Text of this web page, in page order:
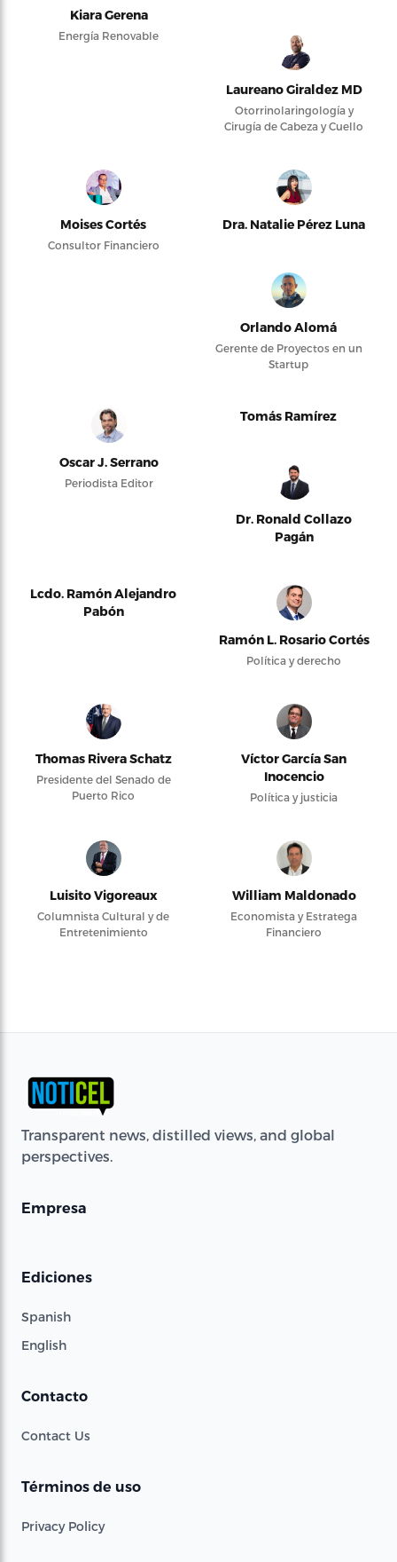
Kiara Gerena
Energía Renovable
Laureano Giraldez MD
Otorrinolaringología y
Cirugía de Cabeza y Cuello
Moises Cortés
Consultor Financiero
Dra. Natalie Pérez Luna
Orlando Alomá
Gerente de Proyectos en un
Startup
Oscar J. Serrano
Periodista Editor
Tomás Ramírez
Dr. Ronald Collazo
Pagán
Lcdo. Ramón Alejandro
Pabón
Ramón L. Rosario Cortés
Política y derecho
Thomas Rivera Schatz
Presidente del Senado de
Puerto Rico
Víctor García San
Inocencio
Política y justicia
Luisito Vigoreaux
Columnista Cultural y de
Entretenimiento
William Maldonado
Economista y Estratega
Financiero
Transparent news, distilled views, and global
perspectives.
Empresa
Ediciones
Spanish
English
Contacto
Contact Us
Términos de uso
Privacy Policy